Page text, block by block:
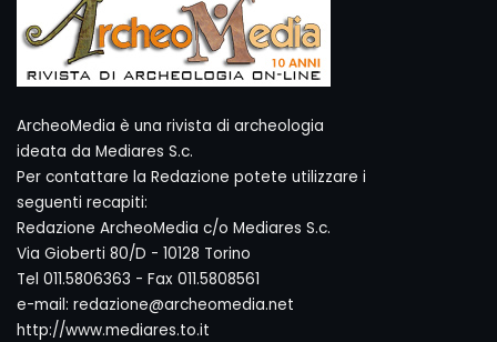
ArcheoMedia è una rivista di archeologia
ideata da Mediares S.c.
Per contattare la Redazione potete utilizzare i
seguenti recapiti:
Redazione ArcheoMedia c/o Mediares S.c.
Via Gioberti 80/D - 10128 Torino
Tel 011.5806363 - Fax 011.5808561
e-mail: redazione@archeomedia.net
http://www.mediares.to.it